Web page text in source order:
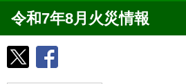
令和7年8月火災情報